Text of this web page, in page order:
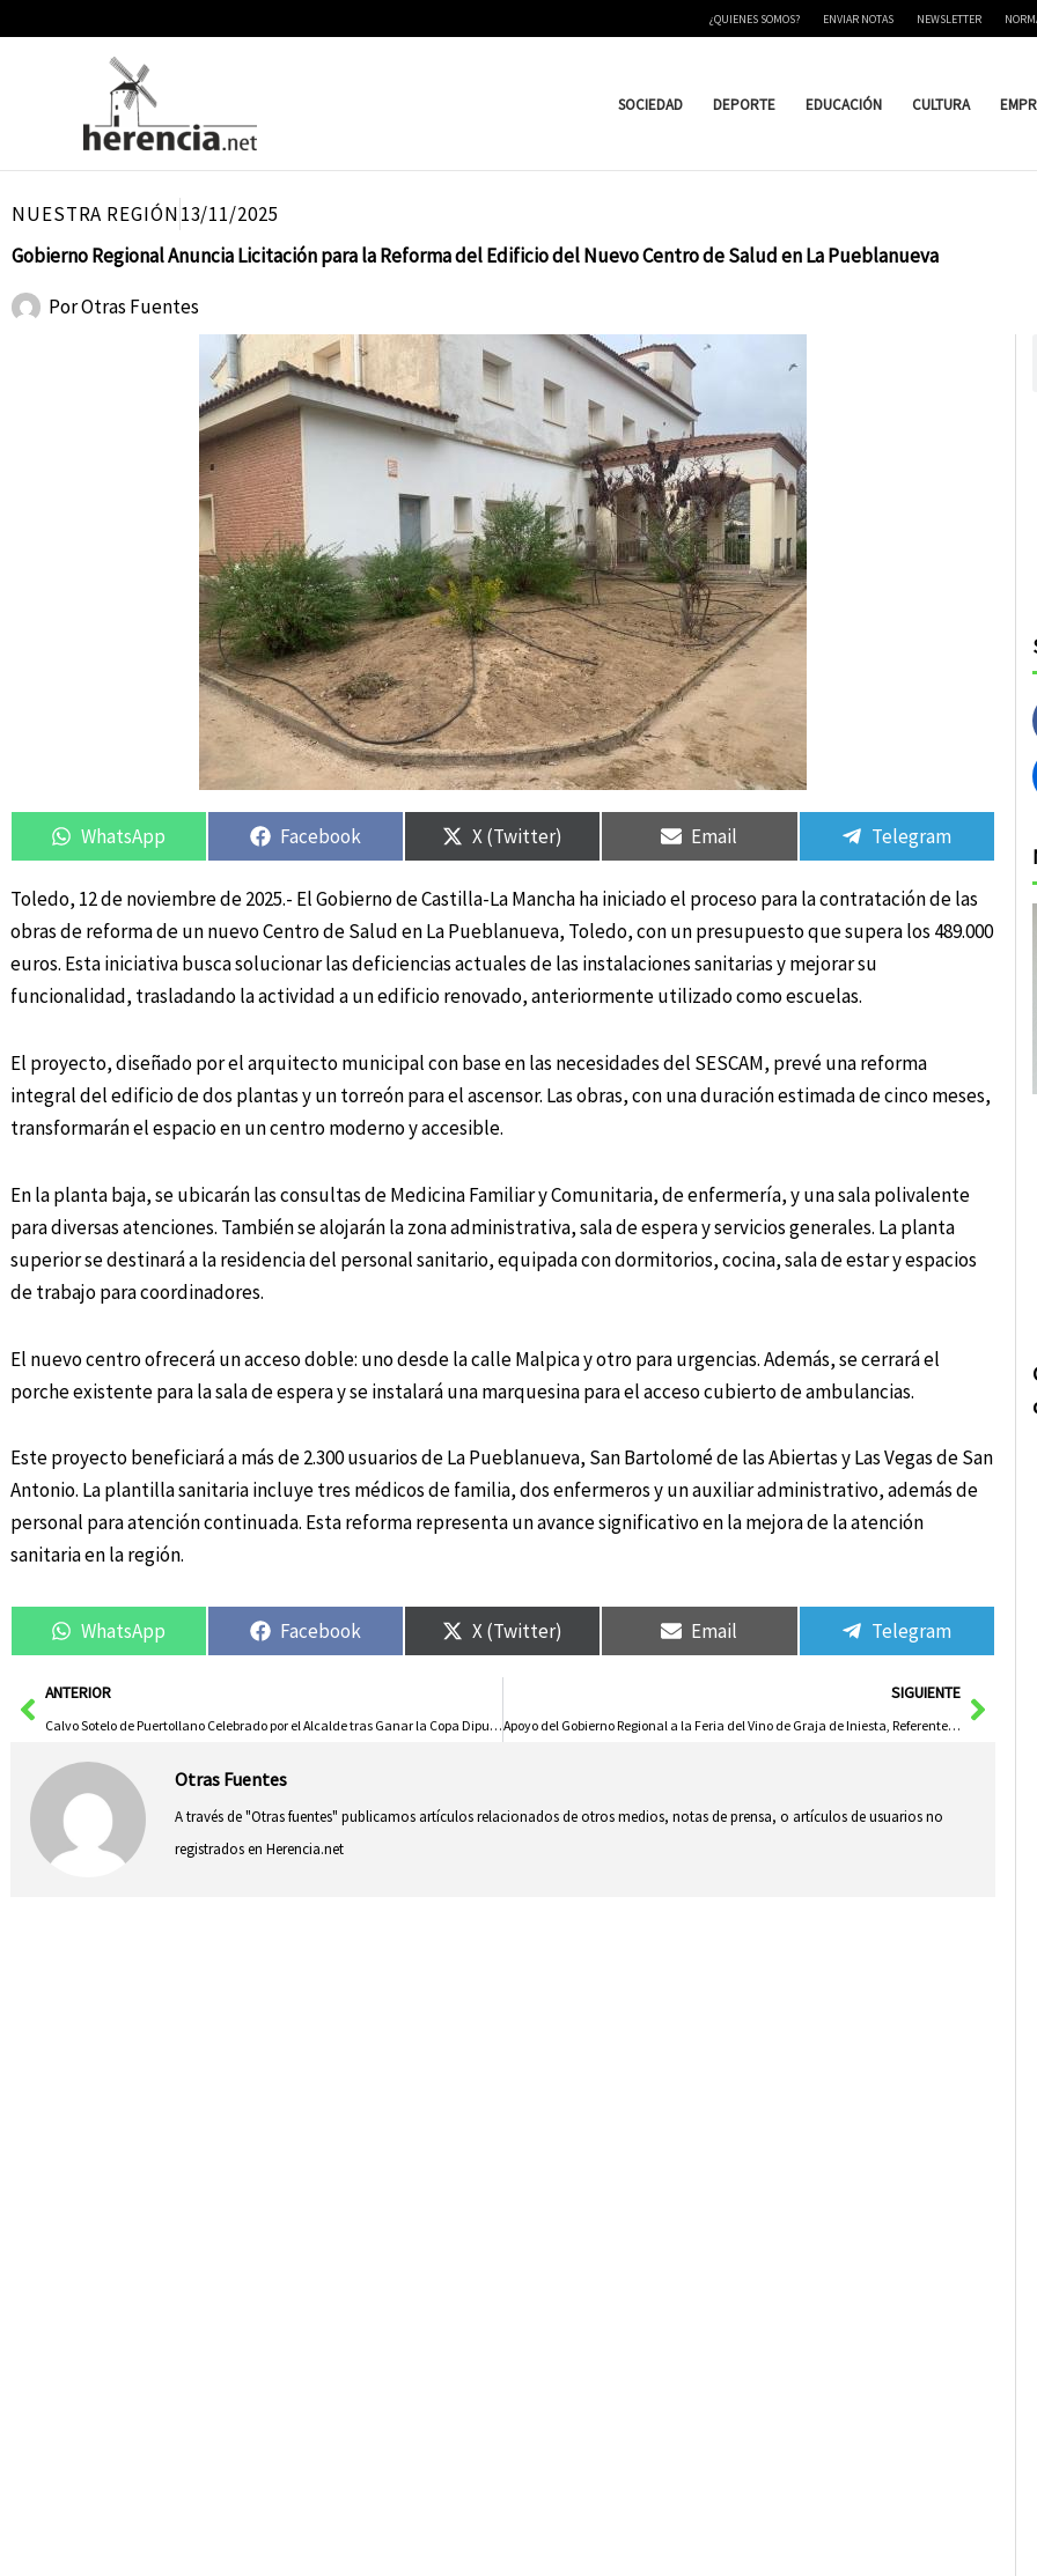
¿QUIENES SOMOS? ENVIAR NOTAS NEWSLETTER
SOCIEDAD DEPORTE EDUCACIÓN CULTURA
NUESTRA REGIÓN13/11/2025
Gobierno Regional Anuncia Licitación para la Reforma del Edificio del Nuevo Centro de Salud en La Pueblanueva
PorOtras Fuentes
en
WhatsApp
Compartir
en
Facebook
Compartir
en
X (Twitter)
Compartir
en
Email
en
Telegram
Toledo, 12 de noviembre de 2025.- El Gobierno de Castilla-La Mancha ha iniciado el proceso para la contratación de las
obras de reforma de un nuevo Centro de Salud en La Pueblanueva, Toledo, con un presupuesto que supera los 489.000
euros. Esta iniciativa busca solucionar las deficiencias actuales de las instalaciones sanitarias y mejorar su
funcionalidad, trasladando la actividad a un edificio renovado, anteriormente utilizado como escuelas.
El proyecto, diseñado por el arquitecto municipal con base en las necesidades del SESCAM, prevé una reforma
integral del edificio de dos plantas y un torreón para el ascensor. Las obras, con una duración estimada de cinco meses,
transformarán el espacio en un centro moderno y accesible.
En la planta baja, se ubicarán las consultas de Medicina Familiar y Comunitaria, de enfermería, y una sala polivalente
para diversas atenciones. También se alojarán la zona administrativa, sala de espera y servicios generales. La planta
superior se destinará a la residencia del personal sanitario, equipada con dormitorios, cocina, sala de estar y espacios
de trabajo para coordinadores.
El nuevo centro ofrecerá un acceso doble: uno desde la calle Malpica y otro para urgencias. Además, se cerrará el
porche existente para la sala de espera y se instalará una marquesina para el acceso cubierto de ambulancias.
Este proyecto beneficiará a más de 2.300 usuarios de La Pueblanueva, San Bartolomé de las Abiertas y Las Vegas de San
Antonio. La plantilla sanitaria incluye tres médicos de familia, dos enfermeros y un auxiliar administrativo, además de
personal para atención continuada. Esta reforma representa un avance significativo en la mejora de la atención
sanitaria en la región.
en
WhatsApp
Compartir
en
Facebook
Compartir
en
X (Twitter)
Compartir
en
Email
en
Telegram
AntANTERIOR
Calvo Sotelo de Puertollano Celebrado por el Alcalde tras Ganar la Copa Diputación
SIGUIENTE
Apoyo del Gobierno Regional a la Feria del Vino de Graja de Iniesta, Referente en La Manchuela
Otras Fuentes
A través de "Otras fuentes" publicamos artículos relacionados de otros medios, notas de prensa, o artículos de usuarios no
registrados en Herencia.net